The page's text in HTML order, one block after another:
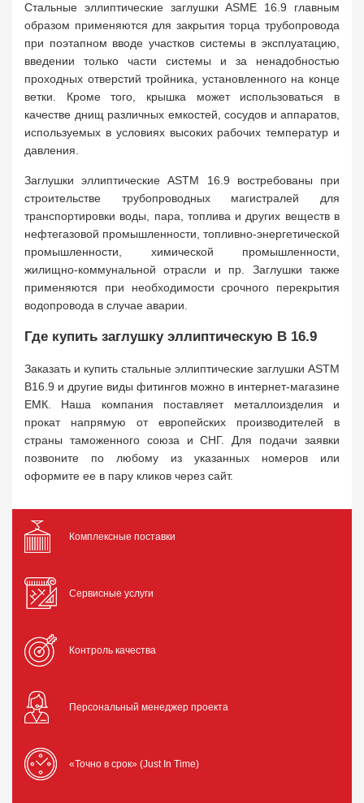
Стальные эллиптические заглушки ASME 16.9 главным
образом применяются для закрытия торца трубопровода
при поэтапном вводе участков системы в эксплуатацию,
введении только части системы и за ненадобностью
проходных отверстий тройника, установленного на конце
ветки. Кроме того, крышка может использоваться в
качестве днищ различных емкостей, сосудов и аппаратов,
используемых в условиях высоких рабочих температур и
давления.
Заглушки эллиптические ASTM 16.9 востребованы при
строительстве трубопроводных магистралей для
транспортировки воды, пара, топлива и других веществ в
нефтегазовой промышленности, топливно-энергетической
промышленности, химической промышленности,
жилищно-коммунальной отрасли и пр. Заглушки также
применяются при необходимости срочного перекрытия
водопровода в случае аварии.
Где купить заглушку эллиптическую B 16.9
Заказать и купить стальные эллиптические заглушки ASTM
B16.9 и другие виды фитингов можно в интернет-магазине
ЕМК. Наша компания поставляет металлоизделия и
прокат напрямую от европейских производителей в
страны таможенного союза и СНГ. Для подачи заявки
позвоните по любому из указанных номеров или
оформите ее в пару кликов через сайт.
Комплексные поставки
Сервисные услуги
Контроль качества
Персональный менеджер проекта
«Точно в срок» (Just In Time)